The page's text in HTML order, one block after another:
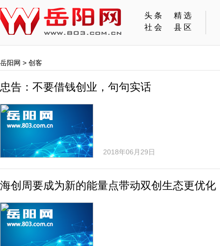
头条
精选
社会
县区
岳阳网 > 创客
忠告：不要借钱创业，句句实话
2018年06月29日
海创周要成为新的能量点带动双创生态更优化